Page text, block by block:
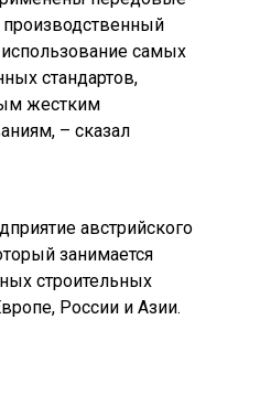
производственный
самых
стандартов,
жестким
– сказал
австрийского
занимается
строительных
России и Азии.